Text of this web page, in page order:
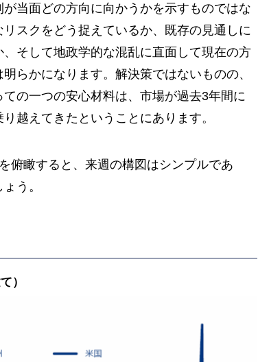
当面どの方向に向かうかを示すものではな
スクをどう捉えているか、既存の見通しに
そして地政学的な混乱に直面して現在の方
らかになります。解決策ではないものの、
の一つの安心材料は、市場が過去3年間に
越えてきたということにあります。
俯瞰すると、来週の構図はシンプルであ
う。
）